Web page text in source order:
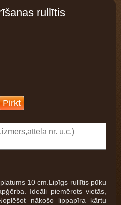
rullītis
Pirkt
10 cm.Lipīgs rullītis pūku
Ideāli piemērots vietās,
nākošo lippapīra kārtu